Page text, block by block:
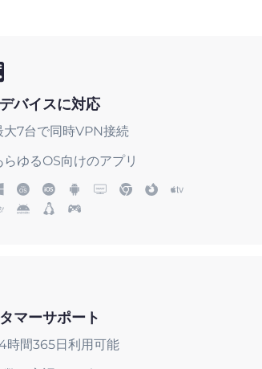
バイスに対応
大7台で同時VPN接続
らゆるOS向けのアプリ
マーサポート
時間365日利用可能